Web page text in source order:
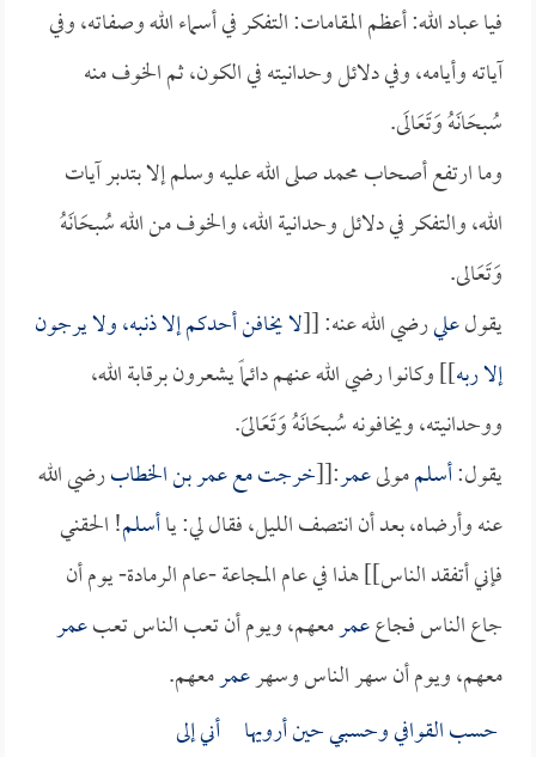
فيا عباد الله: أعظم المقامات: التفكر في أسماء الله وصفاته، وفي
آياته وأيامه، وفي دلائل وحدانيته في الكون، ثم الخوف منه
سُبحَانَهُ وَتَعَالَى.
وما ارتفع أصحاب محمد صلى الله عليه وسلم إلا بتدبر آيات
الله، والتفكر في دلائل وحدانية الله، والخوف من الله سُبحَانَهُ
وَتَعَالى.
يقولعليرضي الله عنه: [[لا يخافن أحدكم إلا ذنبه، ولا يرجون
إلا ربه]] وكانوا رضي الله عنهم دائماً يشعرون برقابة الله،
ووحدانيته، ويخافونه سُبحَانَهُ وَتَعَالىَ.
يقول:أسلممولىعمر:[[خرجت مععمر بن الخطابرضي الله
عنه وأرضاه، بعد أن انتصف الليل، فقال لي: ياأسلم! الحقني
فإني أتفقد الناس]] هذا في عام المجاعة -عام الرمادة- يوم أن
جاع الناس فجاععمرمعهم، ويوم أن تعب الناس تعبعمر
معهم، ويوم أن سهر الناس وسهرعمرمعهم.
حسب القوافي وحسبي حين أرويها أني إلى